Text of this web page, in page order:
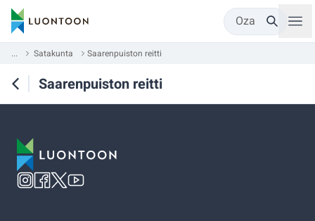
Oza
... Satakunta Saarenpuiston reitti
Saarenpuiston reitti